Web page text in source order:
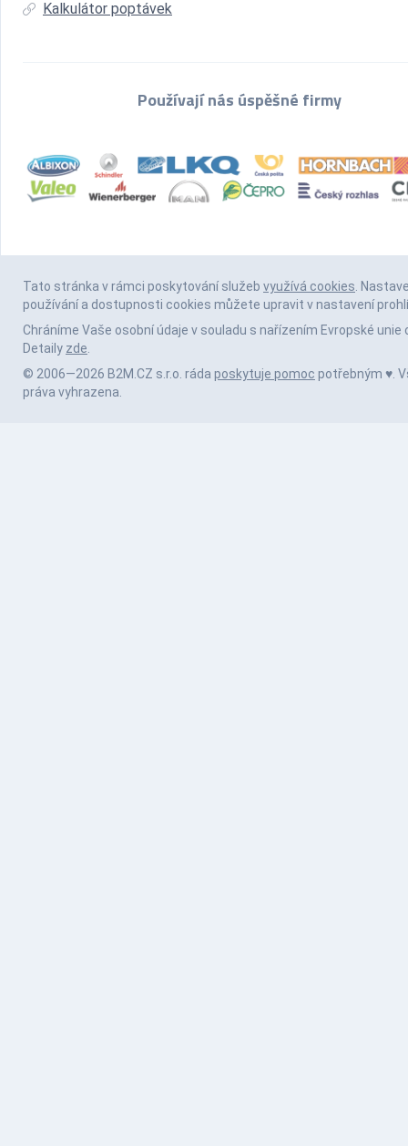
Kalkulátor poptávek
Používají nás úspěšné firmy
Tato stránka v rámci poskytování služeb využívá cookies.
používání a dostupnosti cookies můžete upravit v nastavení
Chráníme Vaše osobní údaje v souladu s nařízením Evropské unie
Detaily zde.
© 2006—2026 B2M.CZ s.r.o. ráda poskytuje pomoc potřebným ♥️.
práva vyhrazena.